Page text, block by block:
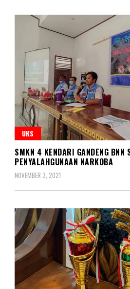
UKS
SMKN 4 KENDARI GANDENG
PENYALAHGUNAAN NARKOBA
NOVEMBER 3, 2021